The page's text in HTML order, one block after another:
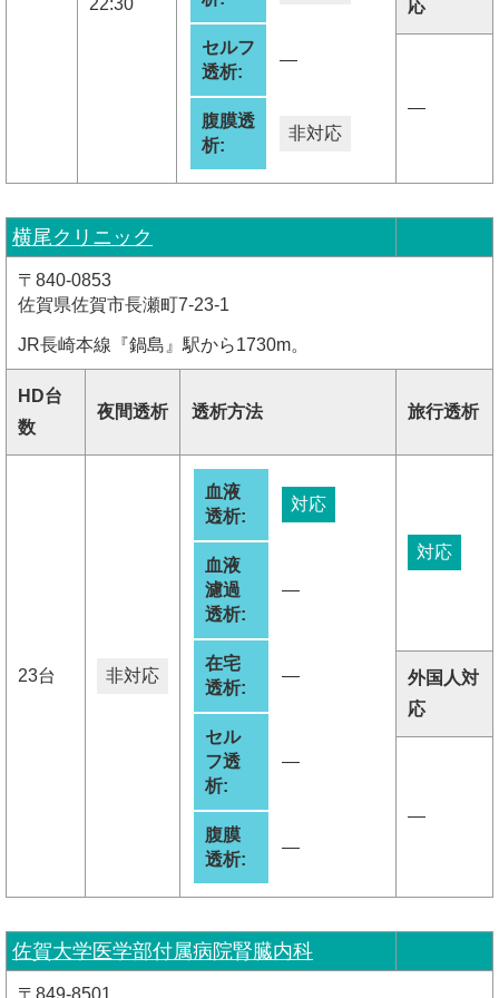
22:30
セルフ
透析:
―
腹膜透
析:
非対応
応
―
横尾クリニック
〒840-0853
佐賀県佐賀市長瀬町7-23-1
JR長崎本線『鍋島』駅から1730m。
HD台
数
夜間透析 透析方法 旅行透析
23台 非対応
血液
透析:
対応
血液
濾過
透析:
―
在宅
透析:
―
セル
フ透
析:
―
腹膜
透析:
―
対応
外国人対
応
―
佐賀大学医学部付属病院腎臓内科